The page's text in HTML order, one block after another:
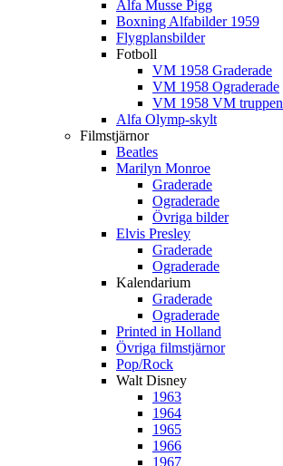
Alfa Musse Pigg
Boxning Alfabilder 1959
Flygplansbilder
Fotboll
VM 1958 Graderade
VM 1958 Ograderade
VM 1958 VM truppen
Alfa Olymp-skylt
Filmstjärnor
Beatles
Marilyn Monroe
Graderade
Ograderade
Övriga bilder
Elvis Presley
Graderade
Ograderade
Kalendarium
Graderade
Ograderade
Printed in Holland
Övriga filmstjärnor
Pop/Rock
Walt Disney
1963
1964
1965
1966
1967